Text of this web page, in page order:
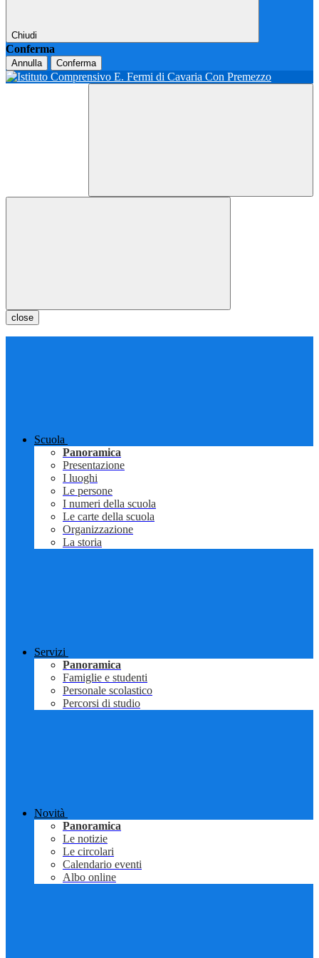
Chiudi
Conferma
Annulla Conferma
close
Scuola
Panoramica
Presentazione
I luoghi
Le persone
I numeri della scuola
Le carte della scuola
Organizzazione
La storia
Servizi
Panoramica
Famiglie e studenti
Personale scolastico
Percorsi di studio
Novità
Panoramica
Le notizie
Le circolari
Calendario eventi
Albo online